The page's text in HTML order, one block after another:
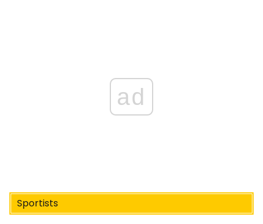
ad
Sportists